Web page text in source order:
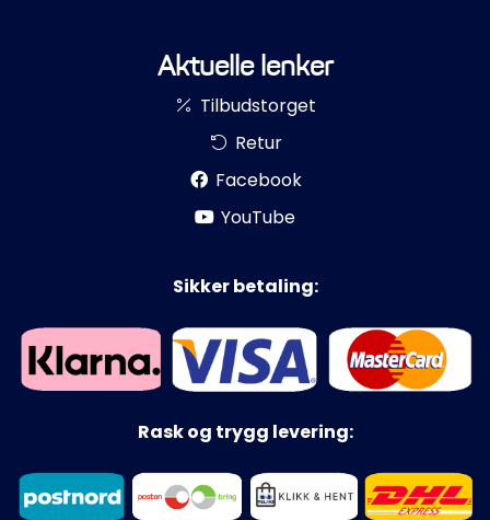
Aktuelle lenker
Tilbudstorget
Retur
Facebook
YouTube
Sikker betaling:
Rask og trygg levering: